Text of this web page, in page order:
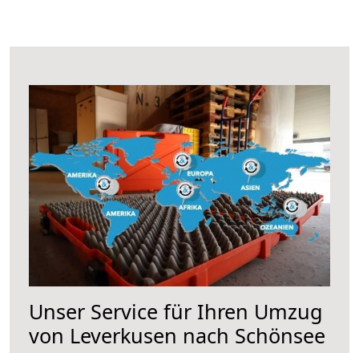
Unser Service für Ihren Umzug
von Leverkusen nach Schönsee